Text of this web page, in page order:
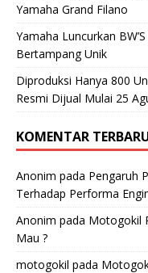
Yamaha Grand Filano
Yamaha Luncurkan
Bertampang Unik
Diproduksi Hanya 800
Resmi Dijual Mulai 25
KOMENTAR
Anonim pada Pengaruh
Terhadap Performa
Anonim pada Motogokil
Mau ?
motogokil pada